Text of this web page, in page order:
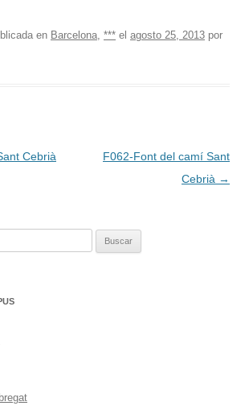
en Barcelona, *** el agosto 25, 2013 por
Cebrià
F062-Font del camí Sant
Cebrià →